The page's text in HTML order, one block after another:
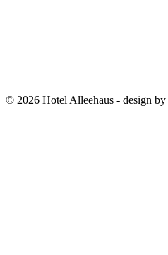
© 2026 Hotel Alleehaus - design by